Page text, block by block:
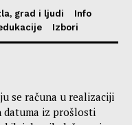
grad i ljudi
Info
Izbori
se računa u realizaciji
datuma iz prošlosti